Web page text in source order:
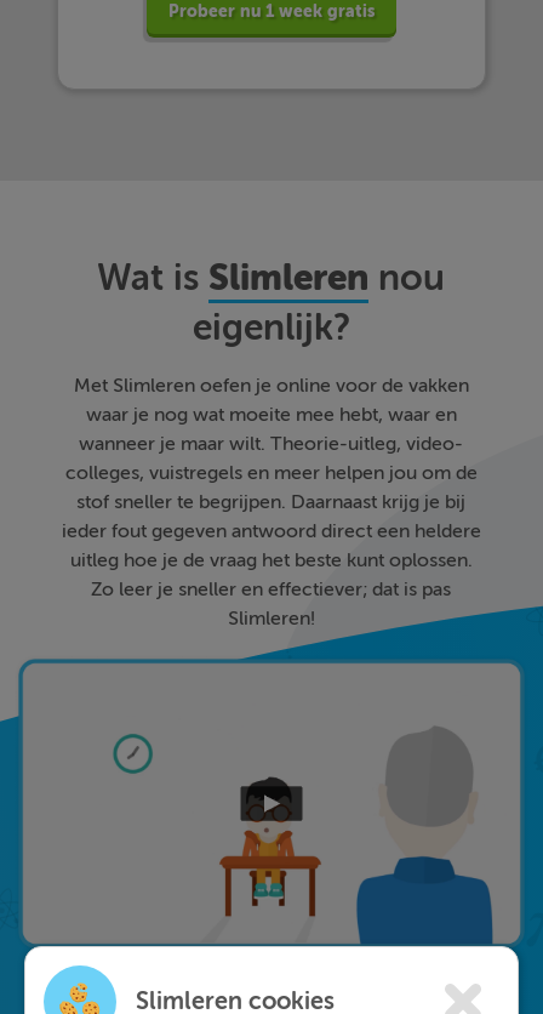
Probeer nu 1 week gratis
Wat is Slimleren nou
eigenlijk?
Met Slimleren oefen je online voor de vakken
waar je nog wat moeite mee hebt, waar en
wanneer je maar wilt. Theorie-uitleg, video-
colleges, vuistregels en meer helpen jou om de
stof sneller te begrijpen. Daarnaast krijg je bij
ieder fout gegeven antwoord direct een heldere
uitleg hoe je de vraag het beste kunt oplossen.
Zo leer je sneller en effectiever; dat is pas
Slimleren!
Slimleren cookies